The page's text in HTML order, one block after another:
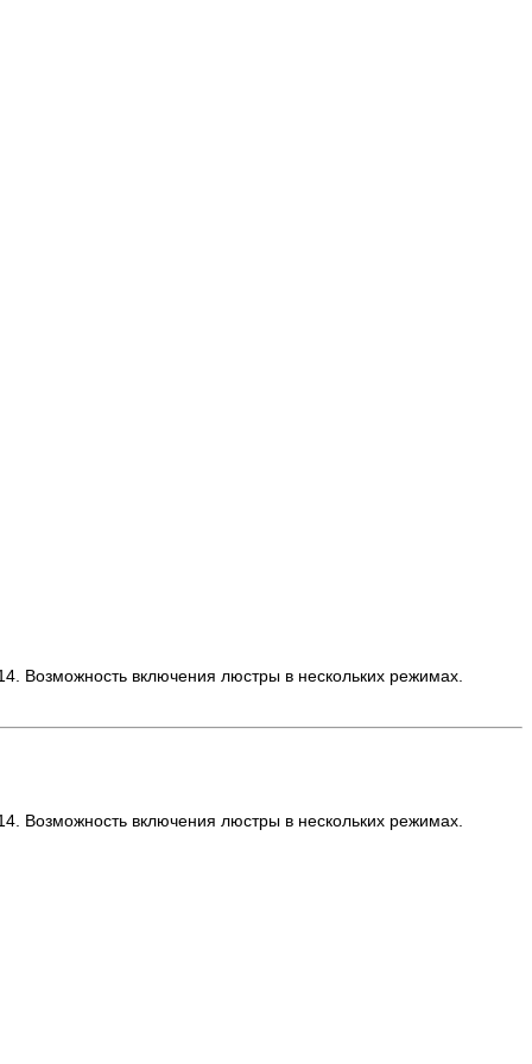
Возможность включения люстры в нескольких режимах.
Возможность включения люстры в нескольких режимах.